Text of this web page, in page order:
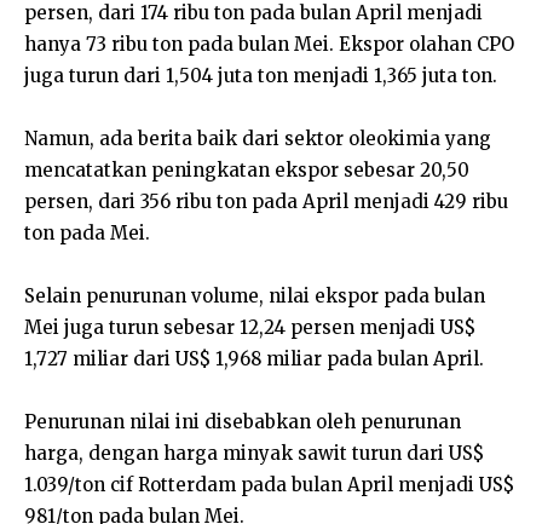
persen, dari 174 ribu ton pada bulan April menjadi
hanya 73 ribu ton pada bulan Mei. Ekspor olahan CPO
juga turun dari 1,504 juta ton menjadi 1,365 juta ton.
Namun, ada berita baik dari sektor oleokimia yang
mencatatkan peningkatan ekspor sebesar 20,50
persen, dari 356 ribu ton pada April menjadi 429 ribu
ton pada Mei.
Selain penurunan volume, nilai ekspor pada bulan
Mei juga turun sebesar 12,24 persen menjadi US$
1,727 miliar dari US$ 1,968 miliar pada bulan April.
Penurunan nilai ini disebabkan oleh penurunan
harga, dengan harga minyak sawit turun dari US$
1.039/ton cif Rotterdam pada bulan April menjadi US$
981/ton pada bulan Mei.